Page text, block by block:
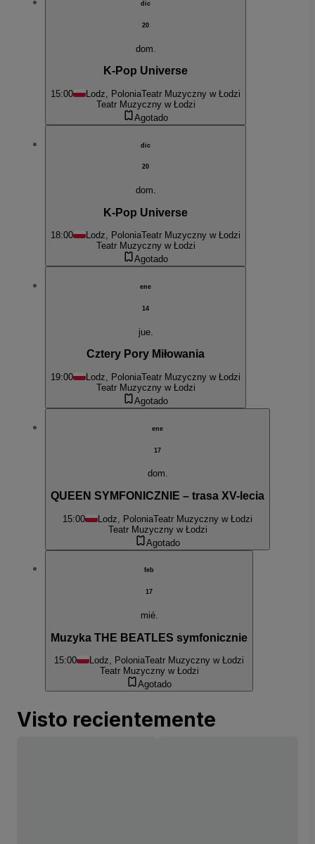
dic
20
dom.
K-Pop Universe
15:00 Lodz, PoloniaTeatr Muzyczny w Łodzi
Teatr Muzyczny w Łodzi
Agotado
dic
20
dom.
K-Pop Universe
18:00 Lodz, PoloniaTeatr Muzyczny w Łodzi
Teatr Muzyczny w Łodzi
Agotado
ene
14
jue.
Cztery Pory Miłowania
19:00 Lodz, PoloniaTeatr Muzyczny w Łodzi
Teatr Muzyczny w Łodzi
Agotado
ene
17
dom.
QUEEN SYMFONICZNIE – trasa XV-lecia
15:00 Lodz, PoloniaTeatr Muzyczny w Łodzi
Teatr Muzyczny w Łodzi
Agotado
feb
17
mié.
Muzyka THE BEATLES symfonicznie
15:00 Lodz, PoloniaTeatr Muzyczny w Łodzi
Teatr Muzyczny w Łodzi
Agotado
Visto recientemente